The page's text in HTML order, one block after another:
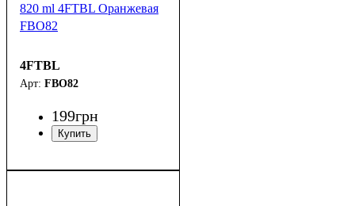
820 ml 4FTBL Оранжевая
FBO82
4FTBL
FBO82
199грн